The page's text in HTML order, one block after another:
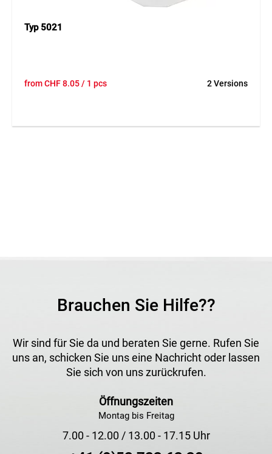
Typ 5021
fromCHF8.05/ 1 pcs 2 Versions
Brauchen Sie Hilfe??
Wir sind für Sie da und beraten Sie gerne. Rufen Sie
uns an, schicken Sie uns eine Nachricht oder lassen
Sie sich von uns zurückrufen.
Öffnungszeiten
Montag bis Freitag
7.00 - 12.00 / 13.00 - 17.15 Uhr